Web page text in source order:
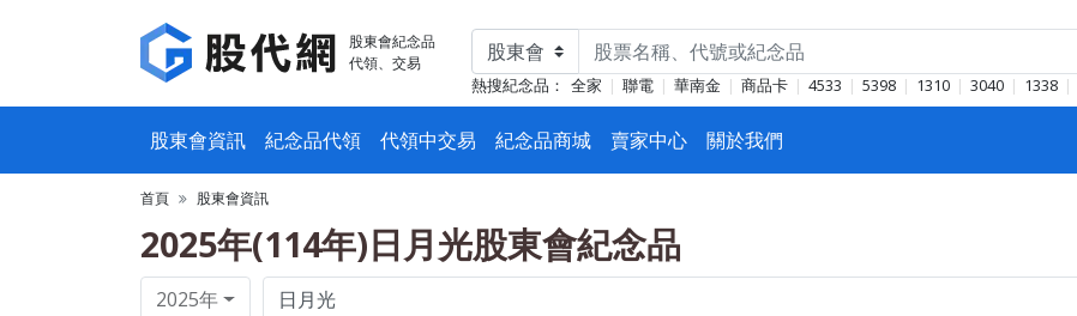
股東會紀念品
代領、交易
熱搜紀念品： 全家 聯電 華南金 商品卡 4533 5398 1310 3040 1338
股東會資訊 紀念品代領 代領中交易 紀念品商城 賣家中心 關於我們
首頁 股東會資訊
2025年(114年)日月光股東會紀念品
2025年